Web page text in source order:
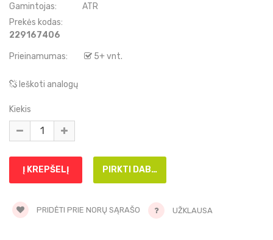
Gamintojas:
ATR
Prekės kodas:
229167406
Prieinamumas: 5+ vnt.
Ieškoti analogų
Kiekis
PRIDĖTI PRIE NORŲ SĄRAŠO UŽKLAUSA